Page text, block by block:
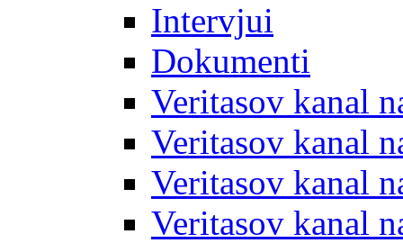
Intervjui
Dokumenti
Veritasov kanal
Veritasov kanal
Veritasov kanal
Veritasov kanal